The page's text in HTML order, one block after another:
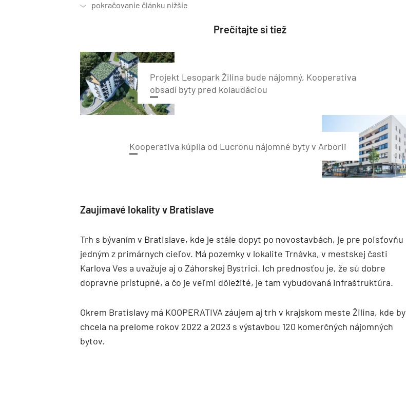
Prečítajte si tiež
Projekt Lesopark Žilina bude nájomný, Kooperativa
obsadí byty pred kolaudáciou
Kooperativa kúpila od Lucronu nájomné byty v Arborii
Zaujímavé lokality v Bratislave
Trh s bývaním v Bratislave, kde je stále dopyt po novostavbách, je pre poisťovňu
jedným z primárnych cieľov. Má pozemky v lokalite Trnávka, v mestskej časti
Karlova Ves a uvažuje aj o Záhorskej Bystrici. Ich prednosťou je, že sú dobre
dopravne prístupné, a čo je veľmi dôležité, je tam vybudovaná infraštruktúra.
Okrem Bratislavy má KOOPERATIVA záujem aj trh v krajskom meste Žilina, kde by
chcela na prelome rokov 2022 a 2023 s výstavbou 120 komerčných nájomných
bytov.